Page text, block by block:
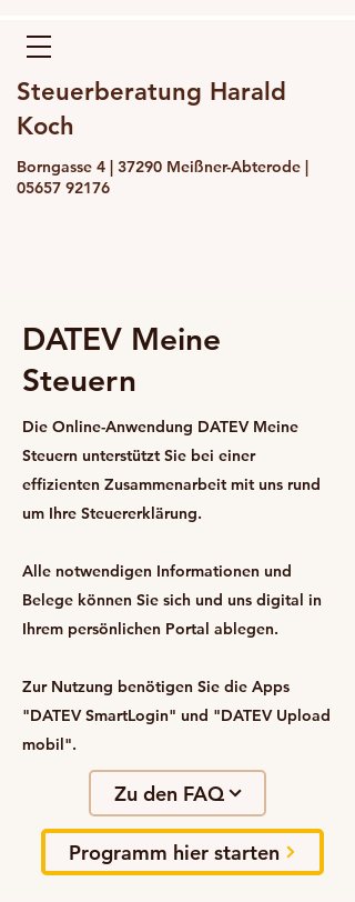
Steuerberatung Harald
Koch
Borngasse 4 | 37290 Meißner-Abterode |
05657 92176
DATEV Meine
Steuern
Die Online-Anwendung DATEV Meine
Steuern unterstützt Sie bei einer
effizienten Zusammenarbeit mit uns rund
um Ihre Steuererklärung.
Alle notwendigen Informationen und
Belege können Sie sich und uns digital in
Ihrem persönlichen Portal ablegen.
Zur Nutzung benötigen Sie die Apps
"DATEV SmartLogin" und "DATEV Upload
mobil".
Zu den FAQ
Programm hier starten